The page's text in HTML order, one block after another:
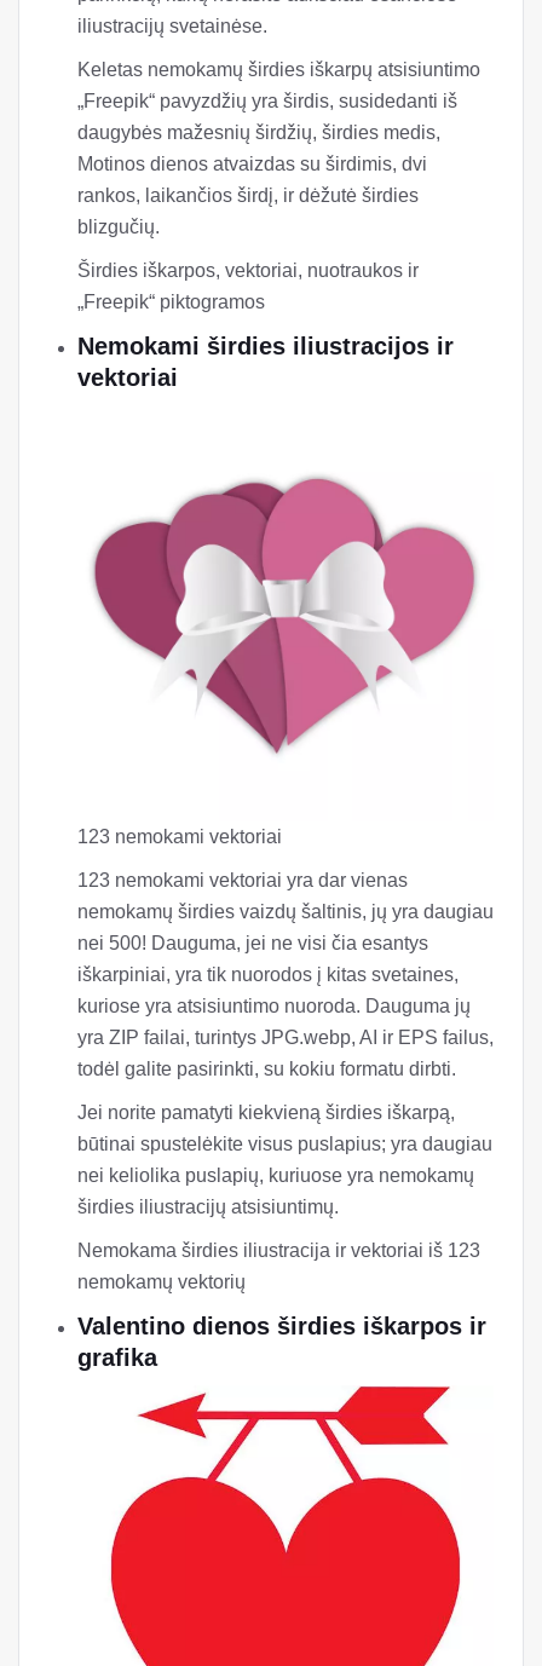
iliustracijų svetainėse.
Keletas nemokamų širdies iškarpų atsisiuntimo
„Freepik“ pavyzdžių yra širdis, susidedanti iš
daugybės mažesnių širdžių, širdies medis,
Motinos dienos atvaizdas su širdimis, dvi
rankos, laikančios širdį, ir dėžutė širdies
blizgučių.
Širdies iškarpos, vektoriai, nuotraukos ir
„Freepik“ piktogramos
Nemokami širdies iliustracijos ir
vektoriai
123 nemokami vektoriai
123 nemokami vektoriai yra dar vienas
nemokamų širdies vaizdų šaltinis, jų yra daugiau
nei 500! Dauguma, jei ne visi čia esantys
iškarpiniai, yra tik nuorodos į kitas svetaines,
kuriose yra atsisiuntimo nuoroda. Dauguma jų
yra ZIP failai, turintys JPG.webp, AI ir EPS failus,
todėl galite pasirinkti, su kokiu formatu dirbti.
Jei norite pamatyti kiekvieną širdies iškarpą,
būtinai spustelėkite visus puslapius; yra daugiau
nei keliolika puslapių, kuriuose yra nemokamų
širdies iliustracijų atsisiuntimų.
Nemokama širdies iliustracija ir vektoriai iš 123
nemokamų vektorių
Valentino dienos širdies iškarpos ir
grafika